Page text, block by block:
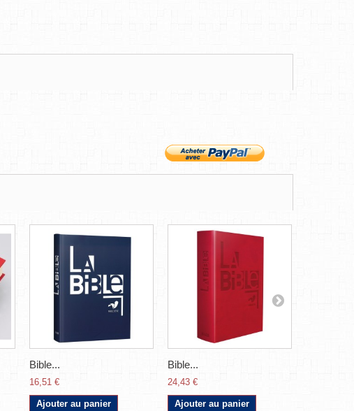
Bible...
16,51 €
Ajouter au panier
Bible...
24,43 €
Ajouter au panier